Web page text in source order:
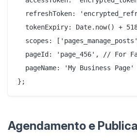
refreshToken:
tokenExpiry: Date.now() +
scopes:
pageId: 'page_456', // For
  pageName: 'My Business Page'
Agendamento e